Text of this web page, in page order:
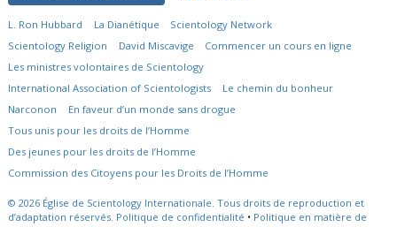
L. Ron Hubbard La Dianétique
Scientology Network
Scientology Religion
David Miscavige
Commencer un cours en ligne
Les ministres volontaires de Scientology
International Association of Scientologists
Le chemin du bonheur
Narconon
En faveur d’un monde sans drogue
Tous unis pour les droits de l’Homme
Des jeunes pour les droits de l’Homme
Commission des Citoyens pour les Droits de l’Homme
© 2026 Église de Scientology Internationale. Tous droits de reproduction et
d’adaptation réservés. Politique de confidentialité • Politique en matière de